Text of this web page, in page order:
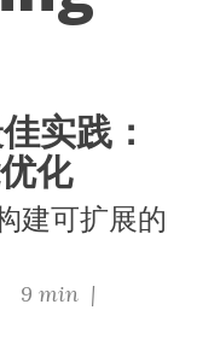
实践：
化
建可扩展的
9 min |